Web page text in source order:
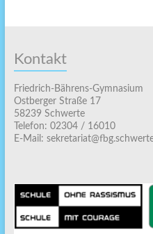
Kontakt
Friedrich-Bährens-Gymnasium
Ostberger Straße 17
58239 Schwerte
Telefon: 02304 / 16010
E-Mail: